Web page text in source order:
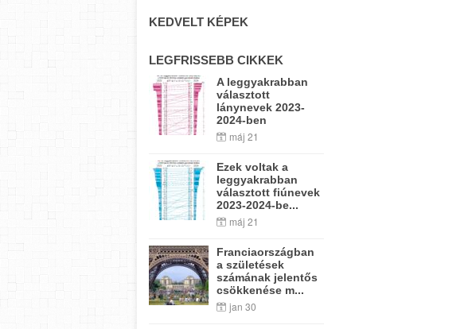
KEDVELT KÉPEK
LEGFRISSEBB CIKKEK
A leggyakrabban
választott
lánynevek 2023-
2024-ben
máj 21
Ezek voltak a
leggyakrabban
választott fiúnevek
2023-2024-be...
máj 21
Franciaországban
a születések
számának jelentős
csökkenése m...
jan 30